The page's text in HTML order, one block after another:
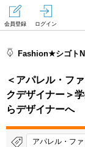
会員登録
ログイン
Fashion★シゴト
＜アパレル・フ
クデザイナー＞
らデザイナーへ
アパレル・フ